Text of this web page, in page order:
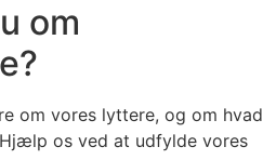
om
om vores lyttere, og om hvad
os ved at udfylde vores